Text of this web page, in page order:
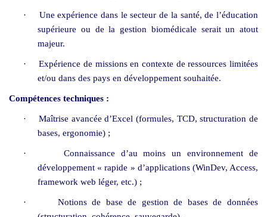
·
Une expérience dans le secteur de la santé, de l’éducation
supérieure ou de la gestion biomédicale serait un atout
majeur.
·
Expérience de missions en contexte de ressources limitées
et/ou dans des pays en développement souhaitée.
Compétences techniques :
·
Maîtrise avancée d’Excel (formules, TCD, structuration de
bases, ergonomie) ;
·
Connaissance d’au moins un environnement de
développement « rapide » d’applications (WinDev, Access,
framework web léger, etc.) ;
·
Notions de base de gestion de bases de données